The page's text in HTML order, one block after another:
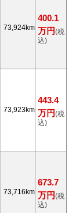
73,924km
400.1
万円(税
込)
73,923km
443.4
万円(税
込)
73,716km
673.7
万円(税
込)